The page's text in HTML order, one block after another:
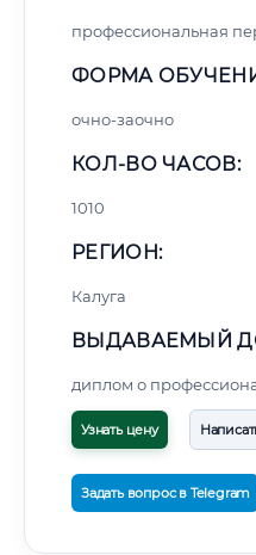
профессиональная
ФОРМА
очно-заочно
КОЛ-ВО ЧАСОВ:
1010
РЕГИОН:
Калуга
ВЫДАВАЕМЫЙ
диплом о
Узнать цену
Задать вопрос в Telegram